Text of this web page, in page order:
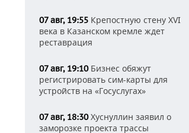
07 авг, 19:55 Крепостную стену XVI
века в Казанском кремле ждет
реставрация
07 авг, 19:10Бизнес обяжут
регистрировать сим-карты для
устройств на «Госуслугах»
07 авг, 18:30Хуснуллин заявил о
заморозке проекта трассы